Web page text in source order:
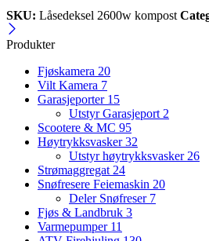
SKU: Låsedeksel 2600w kompost
Produkter
Fjøskamera 20
Vilt Kamera 7
Garasjeporter 15
Utstyr Garasjeport 2
Scootere & MC 95
Høytrykksvasker32
Utstyr høytrykksvasker 26
Strømaggregat 24
Snøfresere Feiemaskin 20
Deler Snøfreser 7
Fjøs & Landbruk 3
Varmepumper 11